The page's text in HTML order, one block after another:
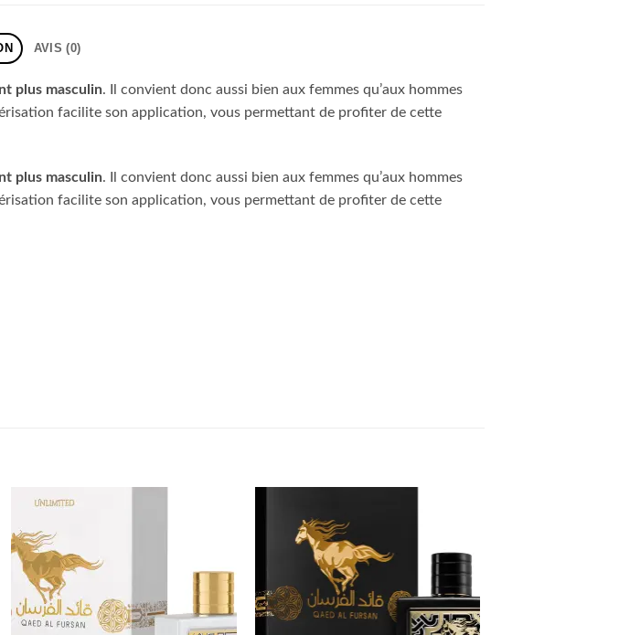
AVIS (0)
plus masculin. Il convient donc aussi bien aux femmes qu’aux hommes
facilite son application, vous permettant de profiter de cette
plus masculin. Il convient donc aussi bien aux femmes qu’aux hommes
facilite son application, vous permettant de profiter de cette
à la liste
d’envies